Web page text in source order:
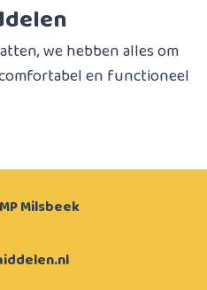
we hebben alles om
en functioneel
Milsbeek